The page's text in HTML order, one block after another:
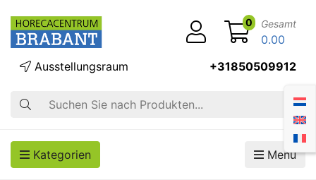
Suche
Ausstellungsraum +31850509912
0 Gesamt
0.00
Kategorien Menü